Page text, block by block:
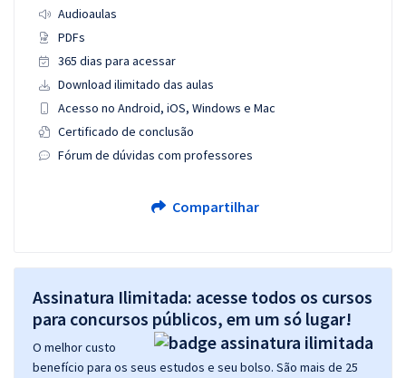
Audioaulas
PDFs
365 dias para acessar
Download ilimitado das aulas
Acesso no Android, iOS, Windows e Mac
Certificado de conclusão
Fórum de dúvidas com professores
Compartilhar
Assinatura Ilimitada: acesse todos os cursos
para concursos públicos, em um só lugar!
O melhor custo
benefício para os seus estudos e seu bolso. São mais de 25